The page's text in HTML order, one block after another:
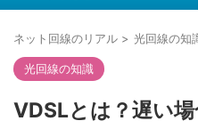
ネット回線のリアル > 光回線の知
光回線の知識
VDSLとは？遅い